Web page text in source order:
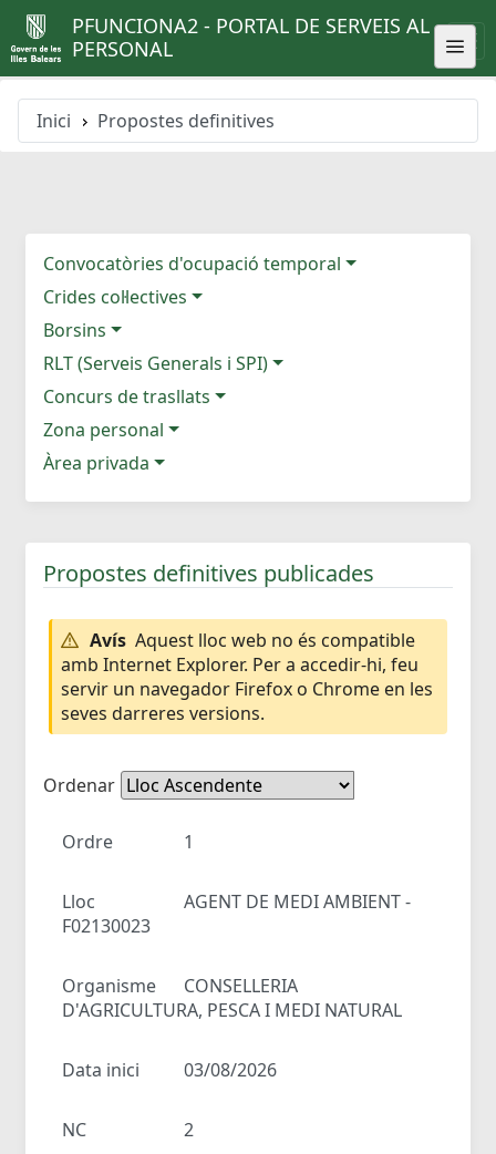
PFUNCIONA2 - PORTAL DE SERVEIS AL
PERSONAL
Inici Propostes definitives
Convocatòries d'ocupació temporal
Crides col·lectives
Borsins
RLT (Serveis Generals i SPI)
Concurs de trasllats
Zona personal
Àrea privada
Propostes definitives publicades
Avís Aquest lloc web no és compatible
amb Internet Explorer. Per a accedir-hi, feu
servir un navegador Firefox o Chrome en les
seves darreres versions.
Ordenar
Ordre 1
Lloc
AGENT DE MEDI AMBIENT -
F02130023
Organisme
CONSELLERIA
D'AGRICULTURA, PESCA I MEDI NATURAL
Data inici 03/08/2026
NC 2